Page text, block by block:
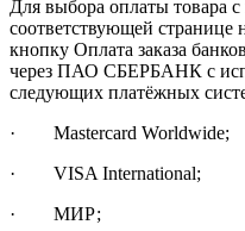
Для выбора оплаты товара
соответствующей странице
кнопку Оплата заказа
через ПАО СБЕРБАНК с
следующих платёжных
· Mastercard Worldwide;
· VISA International;
· МИР;